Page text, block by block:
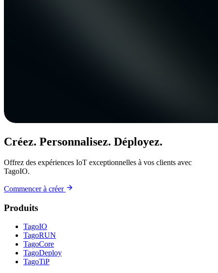
Créez. Personnalisez. Déployez.
Offrez des expériences IoT exceptionnelles à vos clients avec
TagoIO.
Commencer à créer
Produits
TagoIO
TagoRUN
TagoCore
TagoDeploy
TagoTiP